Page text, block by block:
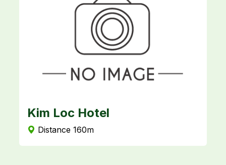
Kim Loc Hotel
Distance 160m